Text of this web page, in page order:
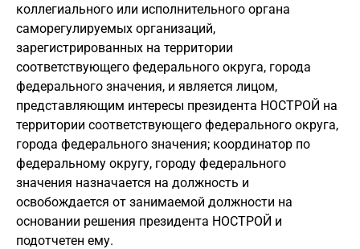
коллегиального или исполнительного органа
саморегулируемых организаций,
зарегистрированных на территории
соответствующего федерального округа, города
федерального значения, и является лицом,
представляющим интересы президента НОСТРОЙ на
территории соответствующего федерального округа,
города федерального значения; координатор по
федеральному округу, городу федерального
значения назначается на должность и
освобождается от занимаемой должности на
основании решения президента НОСТРОЙ и
подотчетен ему.